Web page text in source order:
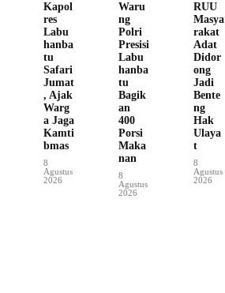
Kapol
res
Labu
hanba
tu
Safari
Jumat
, Ajak
Warg
a Jaga
Kamti
bmas
8
Agustus
2026
Waru
ng
Polri
Presisi
Labu
hanba
tu
Bagik
an
400
Porsi
Maka
nan
8
Agustus
2026
RUU
Masya
rakat
Adat
Didor
ong
Jadi
Bente
ng
Hak
Ulaya
t
8
Agustus
2026